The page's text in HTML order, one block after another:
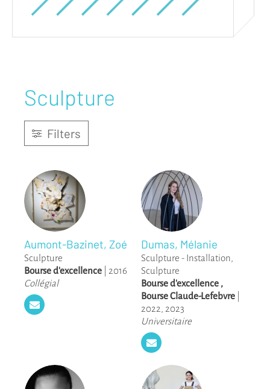
Sculpture
Filters
Aumont-Bazinet, Zoé
Sculpture
Bourse d'excellence
2016
Collégial
Dumas, Mélanie
Sculpture - Installation
Sculpture
Bourse d'excellence ,
Bourse Claude-Lefebvre
2022 2023
Universitaire